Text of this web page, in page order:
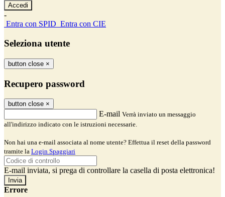
-
Entra con SPID Entra con CIE
Seleziona utente
button close ×
Recupero password
button close ×
E-mail Verrà inviato un messaggio
all'indirizzo indicato con le istruzioni necessarie.
Non hai una e-mail associata al nome utente? Effettua il reset della password
tramite la Login Spaggiari
E-mail inviata, si prega di controllare la casella di posta elettronica!
Errore